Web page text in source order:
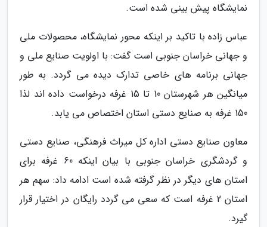
نمایشگاه پیش بینی شده است.
عباس زاده با تاکید بر اینکه محور نمایشگاه، محصولات ملی
و جهانی خراسان جنوبی است گفت: با اولویت صنایع ملی و
جهانی برنامه های خاصی تدارک دیده می گردد. به طور
میانگین هر شهرستان 10 تا 15 غرفه درخواست داده اند لذا
150 غرفه به صنایع دستی استان اختصاص می یابد.
معاون صنایع دستی اداره کل میراث فرهنگی، صنایع دستی
و گردشگری خراسان جنوبی با بیان اینکه 60 غرفه برای
استان های دیگر در نظر گرفته شده است ادامه داد: سهم هر
استان 2 غرفه است که سعی می گردد رایگان در اختیار قرار
گیرد.